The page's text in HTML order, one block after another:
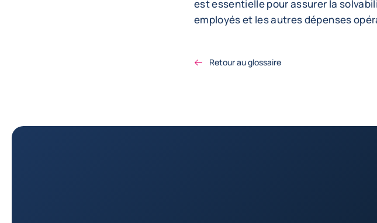
est essentielle pour assurer la
employés et les autres dépenses
Retour au glossaire